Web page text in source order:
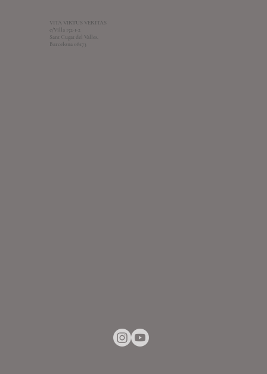
VITA VIRTUS VERITAS
c/Villa 152-1-2
Sant Cugat del Valles,
Barcelona 08173